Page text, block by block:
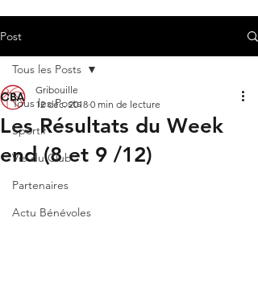
Post
Tous les Posts
Sportif
Vie du Club
Partenaires
Actu Bénévoles
Tous les Posts
Les Résultats du Week
end (8 et 9 /12)
Gribouille
12 déc. 2018 0 min de lecture